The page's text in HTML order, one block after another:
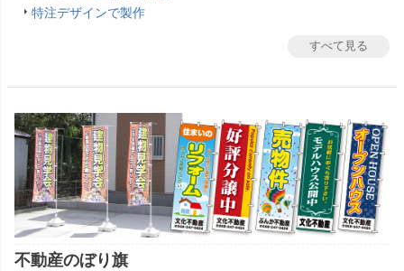
特注デザインで製作
すべて見る
不動産のぼり旗